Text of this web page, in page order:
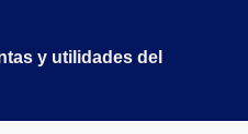
y utilidades del